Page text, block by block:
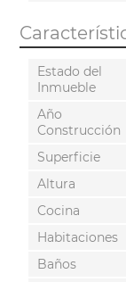
Estado del
Inmueble
Año
Construcción
Superficie
Altura
Cocina
Habitaciones
Baños